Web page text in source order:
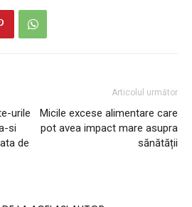
urile
si
de
Articolul următor
Micile excese alimentare care
pot avea impact mare asupra
sănătății